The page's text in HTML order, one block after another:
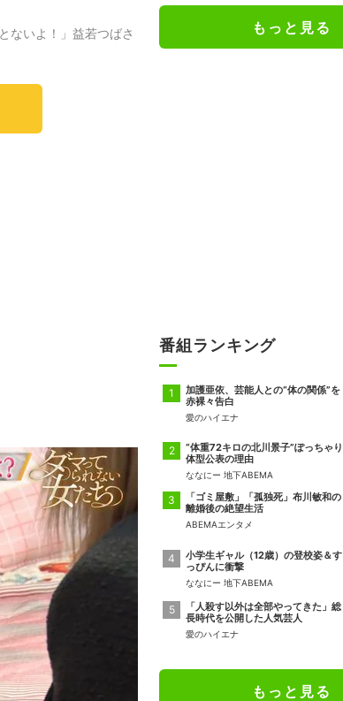
ないよ！」益若つばさ
もっと見る
番組ランキング
加護亜依、芸能人との“体の関係”を
赤裸々告白
愛のハイエナ
“体重72キロの北川景子”ぽっちゃり
体型公表の理由
ななにー 地下ABEMA
「ゴミ屋敷」「孤独死」布川敏和の
離婚後の絶望生活
ABEMAエンタメ
小学生ギャル（12歳）の登校姿＆す
っぴんに衝撃
ななにー 地下ABEMA
「人殺す以外は全部やってきた」総
長時代を公開した人気芸人
愛のハイエナ
もっと見る